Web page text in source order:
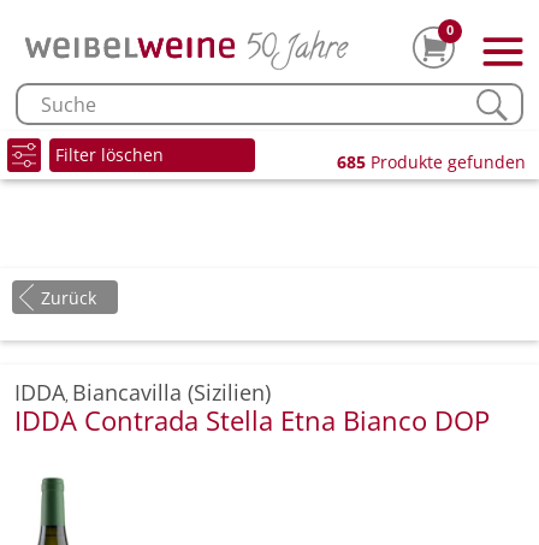
0
Filter löschen 685 Produkte gefunden
Zurück
IDDA, Biancavilla (Sizilien)
IDDA Contrada Stella Etna Bianco DOP